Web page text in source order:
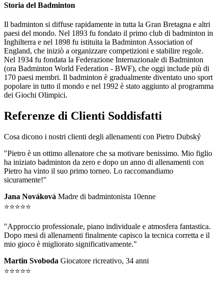
Storia del Badminton
Il badminton si diffuse rapidamente in tutta la Gran Bretagna e altri
paesi del mondo. Nel 1893 fu fondato il primo club di badminton in
Inghilterra e nel 1898 fu istituita la Badminton Association of
England, che iniziò a organizzare competizioni e stabilire regole.
Nel 1934 fu fondata la Federazione Internazionale di Badminton
(ora Badminton World Federation - BWF), che oggi include più di
170 paesi membri. Il badminton è gradualmente diventato uno sport
popolare in tutto il mondo e nel 1992 è stato aggiunto al programma
dei Giochi Olimpici.
Referenze di Clienti Soddisfatti
Cosa dicono i nostri clienti degli allenamenti con Pietro Dubský
"Pietro è un ottimo allenatore che sa motivare benissimo. Mio figlio
ha iniziato badminton da zero e dopo un anno di allenamenti con
Pietro ha vinto il suo primo torneo. Lo raccomandiamo
sicuramente!"
Jana Nováková Madre di badmintonista 10enne
⭐⭐⭐⭐⭐
"Approccio professionale, piano individuale e atmosfera fantastica.
Dopo mesi di allenamenti finalmente capisco la tecnica corretta e il
mio gioco è migliorato significativamente."
Martin Svoboda Giocatore ricreativo, 34 anni
⭐⭐⭐⭐⭐